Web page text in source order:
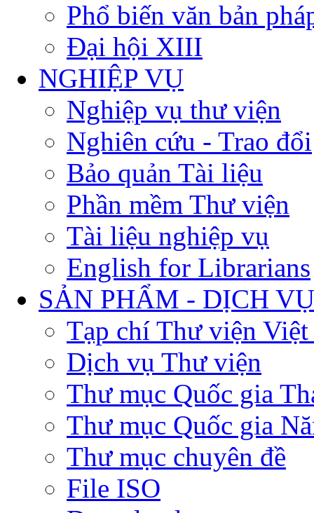
Phổ biến văn bản
Đại hội XIII
NGHIỆP VỤ
Nghiệp vụ thư viện
Nghiên cứu - Trao đổi
Bảo quản Tài liệu
Phần mềm Thư viện
Tài liệu nghiệp vụ
English for Librarians
SẢN PHẨM - DỊCH VỤ
Tạp chí Thư viện Việt
Dịch vụ Thư viện
Thư mục Quốc gia
Thư mục Quốc gia
Thư mục chuyên đề
File ISO